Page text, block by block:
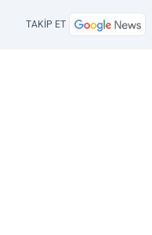
TAKİP ET